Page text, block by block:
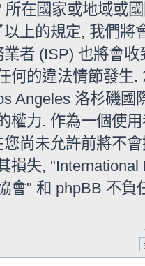
所在國家或地域或
上的規定, 我們將
者 (ISP) 也將會
何的違法情節發生
Angeles 洛杉磯
權力. 作為一個使
尚未允許前將不
損失,
會" 和 phpBB 不負